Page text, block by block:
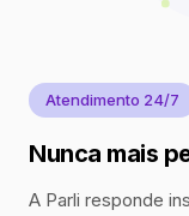
Atendimento 24/7
Nunca mais
A Parli responde